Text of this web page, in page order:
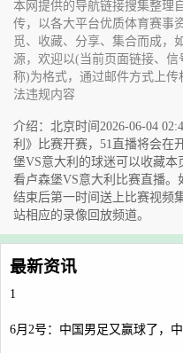
本网提供的导航链接搜集整理
传，以各大平台优质体育赛事
觅、收藏、分享、集合而成，
源，欢迎以(当前页面链接、
称)为格式，通过邮件方式上
法违规内容
介绍：北京时间2026-06-04
利》比赛开赛，51直播将会在
堡VS意大利的球迷可以收藏
看卢森堡VS意大利比赛直播
结束后第一时间送上比赛视频
站相应的录像回放频道。
最新资讯
1
6月2号：中国男足又赢球了，